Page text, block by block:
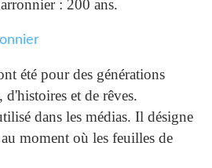
: 200 ans.
été pour des générations
et de rêves.
dans les médias. Il désigne
moment où les feuilles de